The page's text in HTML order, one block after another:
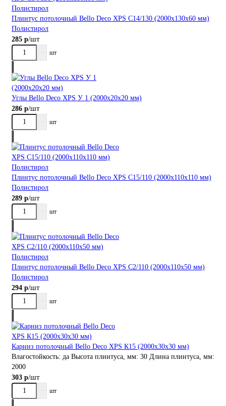
Плинтус потолочный Bellо Deco XPS С14/130 (2000х130х60 мм)
Полистирол
285 р/шт
шт
Углы Bellо Deco XPS У 1 (2000х20х20 мм)
286 р/шт
шт
Плинтус потолочный Bellо Deco XPS С15/110 (2000х110х110 мм)
Полистирол
289 р/шт
шт
Плинтус потолочный Bellо Deco XPS С2/110 (2000х110х50 мм)
Полистирол
294 р/шт
шт
Карниз потолочный Bellо Deco XPS К15 (2000х30х30 мм)
Влагостойкость: да Высота плинтуса, мм: 30 Длина плинтуса, мм:
2000
303 р/шт
шт